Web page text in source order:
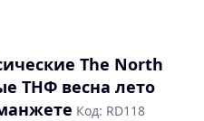
The North
ТНФ весна лето
Код: RD118